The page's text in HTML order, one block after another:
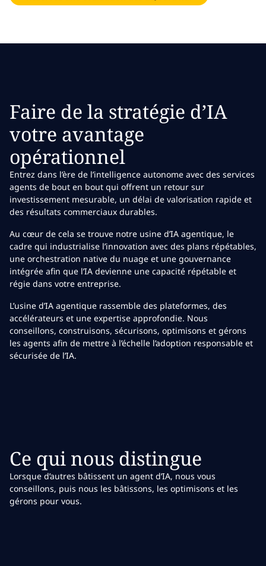
Faire de la stratégie d’IA
votre avantage
opérationnel
Entrez dans l’ère de l’intelligence autonome avec des services
agents de bout en bout qui offrent un retour sur
investissement mesurable, un délai de valorisation rapide et
des résultats commerciaux durables.
Au cœur de cela se trouve notre usine d’IA agentique, le
cadre qui industrialise l’innovation avec des plans répétables,
une orchestration native du nuage et une gouvernance
intégrée afin que l’IA devienne une capacité répétable et
régie dans votre entreprise.
L’usine d’IA agentique rassemble des plateformes, des
accélérateurs et une expertise approfondie. Nous
conseillons, construisons, sécurisons, optimisons et gérons
les agents afin de mettre à l’échelle l’adoption responsable et
sécurisée de l’IA.
Ce qui nous distingue
Lorsque d’autres bâtissent un agent d’IA, nous vous
conseillons, puis nous les bâtissons, les optimisons et les
gérons pour vous.